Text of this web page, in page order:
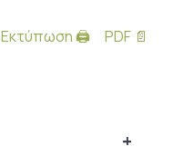
Εκτύπωση 🖨 PDF 📄
+